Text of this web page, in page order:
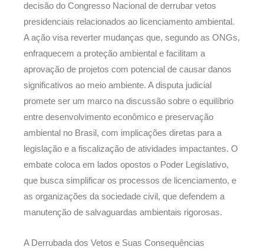
decisão do Congresso Nacional de derrubar vetos
presidenciais relacionados ao licenciamento ambiental.
A ação visa reverter mudanças que, segundo as ONGs,
enfraquecem a proteção ambiental e facilitam a
aprovação de projetos com potencial de causar danos
significativos ao meio ambiente. A disputa judicial
promete ser um marco na discussão sobre o equilíbrio
entre desenvolvimento econômico e preservação
ambiental no Brasil, com implicações diretas para a
legislação e a fiscalização de atividades impactantes. O
embate coloca em lados opostos o Poder Legislativo,
que busca simplificar os processos de licenciamento, e
as organizações da sociedade civil, que defendem a
manutenção de salvaguardas ambientais rigorosas.
A Derrubada dos Vetos e Suas Consequências